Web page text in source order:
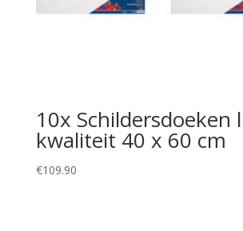
10x Schildersdoeken
kwaliteit 40 x 60 cm
€109.90